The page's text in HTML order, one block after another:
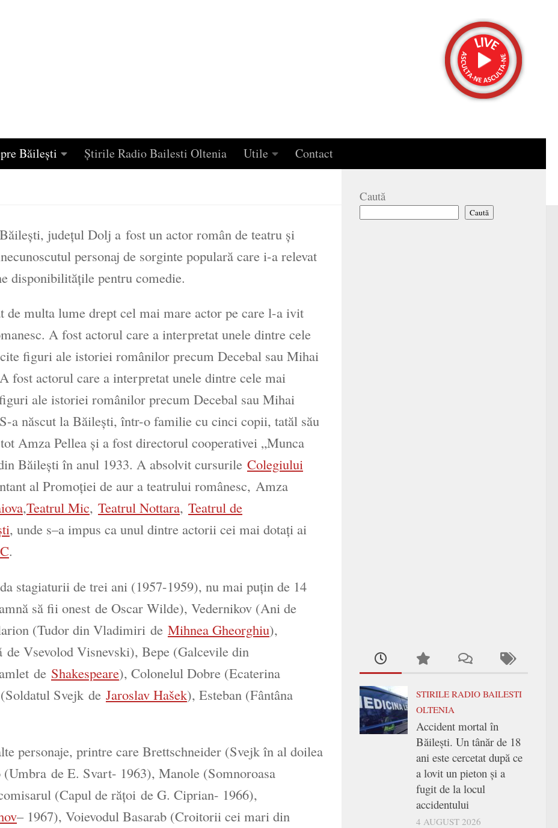
Băilești Știrile Radio Bailesti Oltenia Utile Contact
județul Dolj a fost un actor român de teatru și
personaj de sorginte populară care i-a relevat
disponibilitățile pentru comedie.
de multa lume drept cel mai mare actor pe care l-a ivit
A fost actorul care a interpretat unele dintre cele
figuri ale istoriei românilor precum Decebal sau Mihai
fost actorul care a interpretat unele dintre cele mai
ale istoriei românilor precum Decebal sau Mihai
a născut la Băilești, într-o familie cu cinci copii, tatăl său
Amza Pellea și a fost directorul cooperativei „Munca
Băilești în anul 1933. A absolvit cursurile Colegiului
al Promoției de aur a teatrului românesc, Amza
,Teatrul Mic, Teatrul Nottara, Teatrul de
, unde s–a impus ca unul dintre actorii cei mai dotați ai
.
stagiaturii de trei ani (1957-1959), nu mai puțin de 14
să fii onest de Oscar Wilde), Vedernikov (Ani de
(Tudor din Vladimiri de Mihnea Gheorghiu),
de Vsevolod Visnevski), Bepe (Galcevile din
de Shakespeare), Colonelul Dobre (Ecaterina
Soldatul Svejk de Jaroslav Hašek), Esteban (Fântâna
personaje, printre care Brettschneider (Svejk în al doilea
(Umbra de E. Svart- 1963), Manole (Somnoroasa
(Capul de rățoi de G. Ciprian- 1966),
– 1967), Voievodul Basarab (Croitorii cei mari din
Caută
Caută
STIRILE RADIO BAILESTI
OLTENIA
Accident mortal în
Băilești. Un tânăr de 18
ani este cercetat după ce
a lovit un pieton și a
fugit de la locul
accidentului
4 AUGUST 2026